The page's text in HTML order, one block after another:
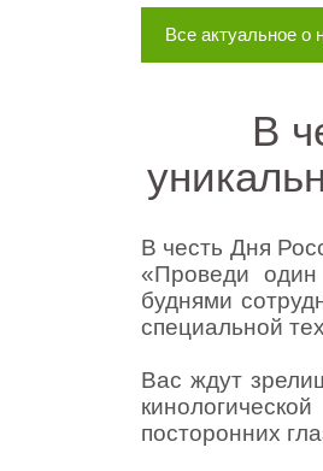
Все актуальное о
В
В честь Дня
«Проведи
буднями
специальной
Вас ждут
посторонних